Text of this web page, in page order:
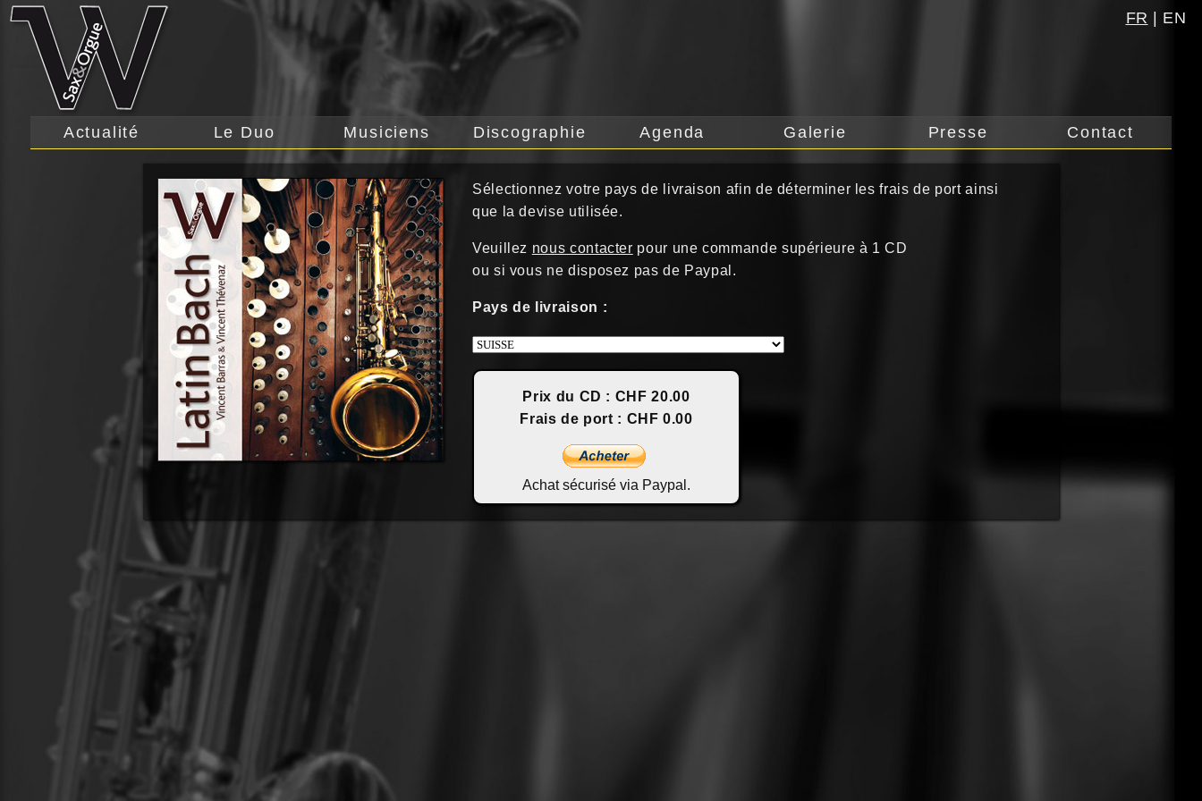
FR EN
Actualité Le Duo Musiciens Discographie Agenda Galerie Presse Contact
Sélectionnez votre pays de livraison afin de déterminer les frais de port ainsi
que la devise utilisée.
Veuillez nous contacter pour une commande supérieure à 1 CD
ou si vous ne disposez pas de Paypal.
Pays de livraison :
Prix du CD : CHF 20.00
Frais de port : CHF 0.00
Achat sécurisé via Paypal.